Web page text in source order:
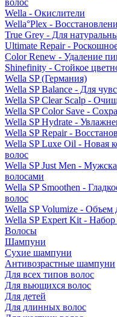
волос
Wella - Окислители
Wella°Plex -
True Grey - Для
Ultimate Repair -
Color Renew - Удаление
Shinefinity - Стойкое
Wella SP (Германия)
Wella SP Balance - Для
Wella SP Clear Scalp -
Wella SP Color Save -
Wella SP Hydrate -
Wella SP Repair -
Wella SP Luxe Oil - Новая
волос
Wella SP Just Men -
волосами
Wella SP Smoothen -
волос
Wella SP Volumize - Объем
Wella SP Expert Kit - Набор
Волосы
Шампуни
Сухие шампуни
Антивозрастные шампуни
Для всех типов волос
Для вьющихся волос
Для детей
Для длинных волос